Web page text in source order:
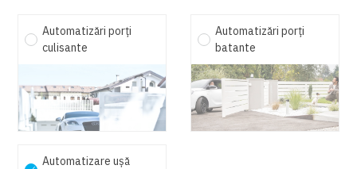
Automatizări porți
culisante
Automatizări porți
batante
Automatizare ușă